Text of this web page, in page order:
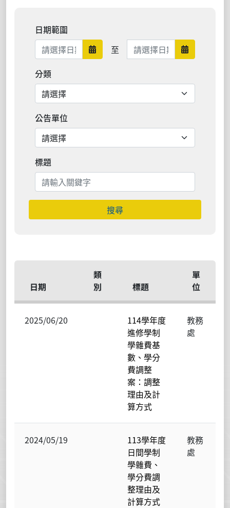
日期範圍
日期範圍開始
至 日期範圍結束 日期範圍
分類
公告單位
標題
搜尋
日期
類
別
標題
單
位
2025/06/20
114學年度
進修學制
學雜費基
數、學分
費調整
案：調整
理由及計
算方式
教務
處
2024/05/19
113學年度
日間學制
學雜費、
學分費調
整理由及
計算方式
教務
處